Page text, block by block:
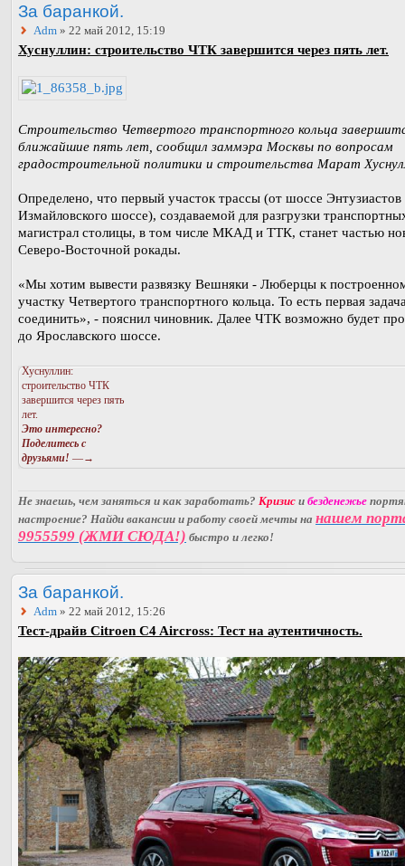
За баранкой.
Adm » 22 май 2012, 15:19
Хуснуллин: строительство ЧТК завершится через пять лет.
Строительство Четвертого транспортного кольца
ближайшие пять лет, сообщил заммэра Москвы по вопросам
градостроительной политики и строительства Марат
Определено, что первый участок трассы (от шоссе Энтузиастов
Измайловского шоссе), создаваемой для разгрузки
магистрал столицы, в том числе МКАД и ТТК, станет частью
Северо-Восточной рокады.
«Мы хотим вывести развязку Вешняки - Люберцы к
участку Четвертого транспортного кольца. То есть первая
соединить», - пояснил чиновник. Далее ЧТК возможно будет
до Ярославского шоссе.
Хуснуллин:
строительство ЧТК
завершится через пять
лет.
Это интересно?
Поделитесь с
друзьями! —→
Не знаешь, чем заняться и как заработать? Кризис и безденежье
настроение? Найди вакансии и работу своей мечты на нашем
9955599 (ЖМИ СЮДА!) быстро и легко!
За баранкой.
Adm » 22 май 2012, 15:26
Тест-драйв Citroen C4 Aircross: Тест на аутентичность.